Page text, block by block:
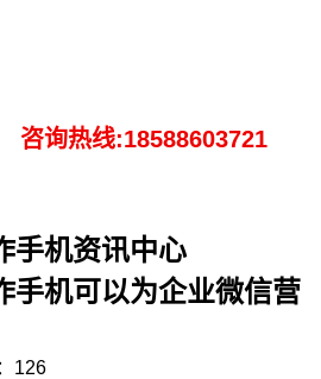
咨询热线:18588603721
手机资讯中心
手机可以为企业微信营
126